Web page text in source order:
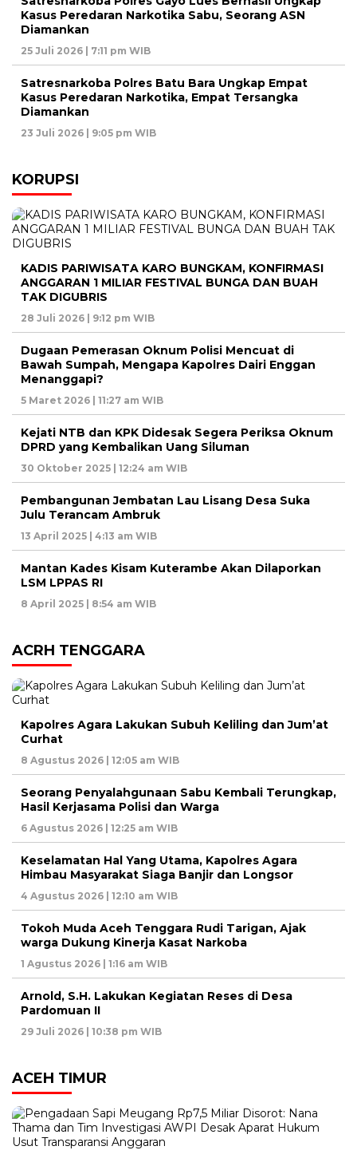
Kasus Peredaran Narkotika Sabu, Seorang ASN
Diamankan
25 Juli 2026 | 7:11 pm WIB
Satresnarkoba Polres Batu Bara Ungkap Empat
Kasus Peredaran Narkotika, Empat Tersangka
Diamankan
23 Juli 2026 | 9:05 pm WIB
KORUPSI
KADIS PARIWISATA KARO BUNGKAM, KONFIRMASI
ANGGARAN 1 MILIAR FESTIVAL BUNGA DAN BUAH
TAK DIGUBRIS
28 Juli 2026 | 9:12 pm WIB
Dugaan Pemerasan Oknum Polisi Mencuat di
Bawah Sumpah, Mengapa Kapolres Dairi Enggan
Menanggapi?
5 Maret 2026 | 11:27 am WIB
Kejati NTB dan KPK Didesak Segera Periksa Oknum
DPRD yang Kembalikan Uang Siluman
30 Oktober 2025 | 12:24 am WIB
Pembangunan Jembatan Lau Lisang Desa Suka
Julu Terancam Ambruk
13 April 2025 | 4:13 am WIB
Mantan Kades Kisam Kuterambe Akan Dilaporkan
LSM LPPAS RI
8 April 2025 | 8:54 am WIB
ACRH TENGGARA
Kapolres Agara Lakukan Subuh Keliling dan Jum’at
Curhat
8 Agustus 2026 | 12:05 am WIB
Seorang Penyalahgunaan Sabu Kembali Terungkap,
Hasil Kerjasama Polisi dan Warga
6 Agustus 2026 | 12:25 am WIB
Keselamatan Hal Yang Utama, Kapolres Agara
Himbau Masyarakat Siaga Banjir dan Longsor
4 Agustus 2026 | 12:10 am WIB
Tokoh Muda Aceh Tenggara Rudi Tarigan, Ajak
warga Dukung Kinerja Kasat Narkoba
1 Agustus 2026 | 1:16 am WIB
Arnold, S.H. Lakukan Kegiatan Reses di Desa
Pardomuan II
29 Juli 2026 | 10:38 pm WIB
ACEH TIMUR